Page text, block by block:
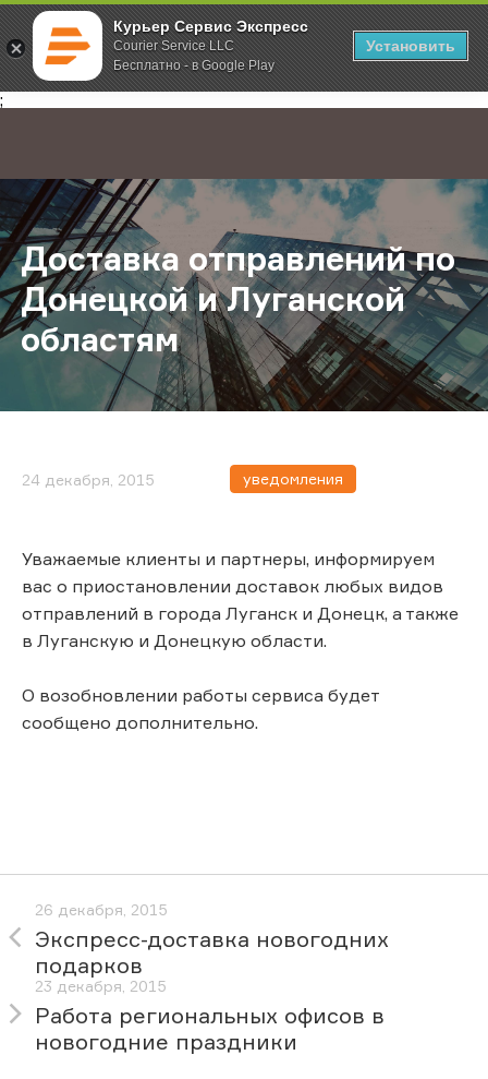
Курьер Сервис Экспресс
Courier Service LLC
Бесплатно - в Google Play
Установить
;
Главная О компании Новости Доставка отправлений по
Доставка отправлений по
Донецкой и Луганской
областям
24 декабря, 2015 уведомления
Уважаемые клиенты и партнеры, информируем
вас о приостановлении доставок любых видов
отправлений в города Луганск и Донецк, а также
в Луганскую и Донецкую области.
О возобновлении работы сервиса будет
сообщено дополнительно.
26 декабря, 2015
Экспресс-доставка новогодних
подарков
23 декабря, 2015
Работа региональных офисов в
новогодние праздники